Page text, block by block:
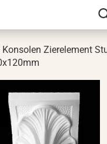
Zier­ele­ment